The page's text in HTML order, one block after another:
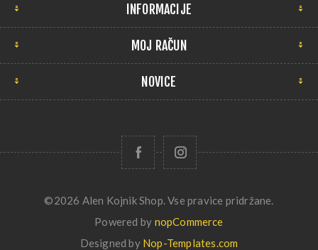
INFORMACIJE
MOJ RAČUN
NOVICE
©2026 Alen Kojnik Shop. Vse pravice pridržane.
Powered by nopCommerce
Designed by Nop-Templates.com